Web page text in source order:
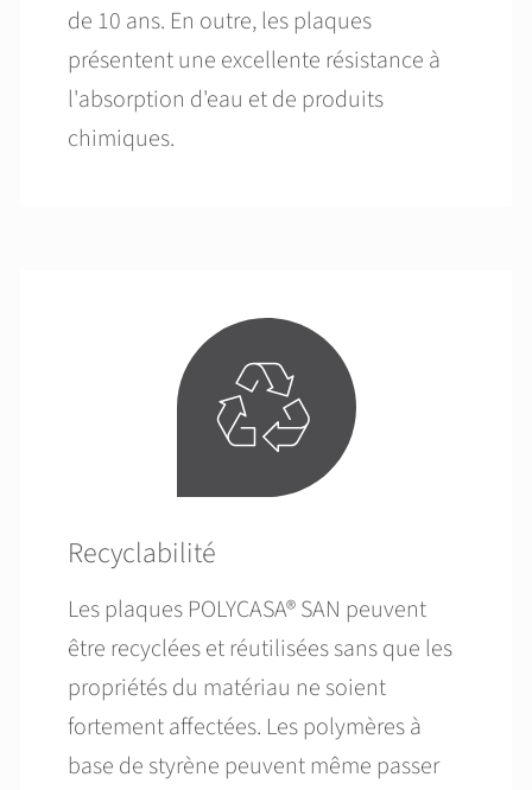
de 10 ans. En outre, les plaques
présentent une excellente résistance à
l'absorption d'eau et de produits
chimiques.
Recyclabilité
Les plaques POLYCASA® SAN peuvent
être recyclées et réutilisées sans que les
propriétés du matériau ne soient
fortement affectées. Les polymères à
base de styrène peuvent même passer